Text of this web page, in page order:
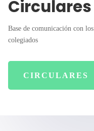
Circulares
Base de comunicación con los
colegiados
CIRCULARES